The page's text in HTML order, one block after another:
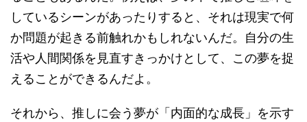
しているシーンがあったりすると、それは現実で何
か問題が起きる前触れかもしれないんだ。自分の生
活や人間関係を見直すきっかけとして、この夢を捉
えることができるんだよ。
それから、推しに会う夢が「内面的な成長」を示す